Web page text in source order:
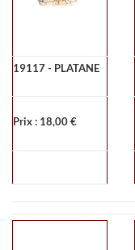
19117 - PLATANE
Prix : 18,00 €